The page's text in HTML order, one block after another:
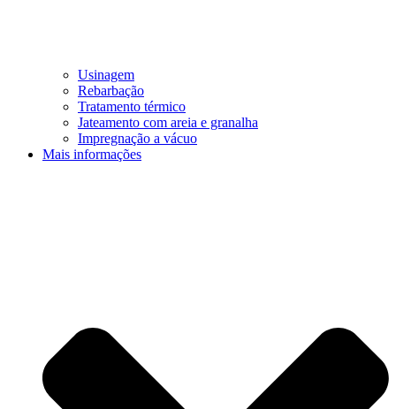
Usinagem
Rebarbação
Tratamento térmico
Jateamento com areia e granalha
Impregnação a vácuo
Mais informações